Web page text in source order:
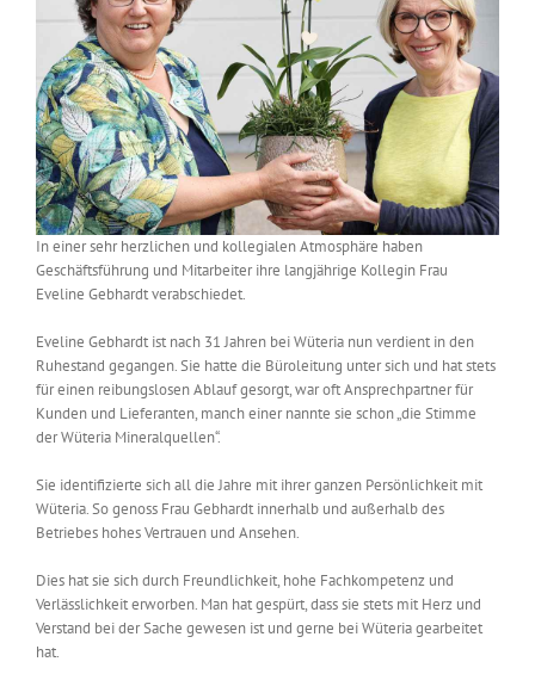
In einer sehr herzlichen und kollegialen Atmosphäre haben
Geschäftsführung und Mitarbeiter ihre langjährige Kollegin Frau
Eveline Gebhardt verabschiedet.
Eveline Gebhardt ist nach 31 Jahren bei Wüteria nun verdient in den
Ruhestand gegangen. Sie hatte die Büroleitung unter sich und hat stets
für einen reibungslosen Ablauf gesorgt, war oft Ansprechpartner für
Kunden und Lieferanten, manch einer nannte sie schon „die Stimme
der Wüteria Mineralquellen“.
Sie identifizierte sich all die Jahre mit ihrer ganzen Persönlichkeit mit
Wüteria. So genoss Frau Gebhardt innerhalb und außerhalb des
Betriebes hohes Vertrauen und Ansehen.
Dies hat sie sich durch Freundlichkeit, hohe Fachkompetenz und
Verlässlichkeit erworben. Man hat gespürt, dass sie stets mit Herz und
Verstand bei der Sache gewesen ist und gerne bei Wüteria gearbeitet
hat.